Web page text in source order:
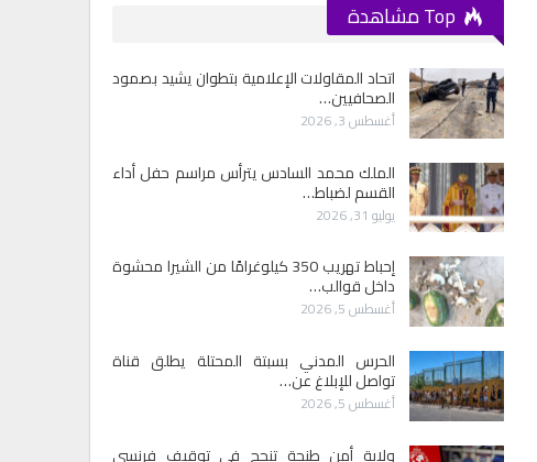
اتحاد المقاولات الإعلامية بتطوان يشيد بصمود
الصحافيين…
أغسطس 3, 2026
الملك محمد السادس يترأس مراسم حفل أداء
القسم لضباط…
يوليو 31, 2026
إحباط تهريب 350 كيلوغرامًا من الشيرا محشوة
داخل قوالب…
أغسطس 5, 2026
الحرس المدني بسبتة المحتلة يطلق قناة
تواصل للإبلاغ عن…
أغسطس 5, 2026
ولاية أمن طنجة تنجح في توقيف فرنسي